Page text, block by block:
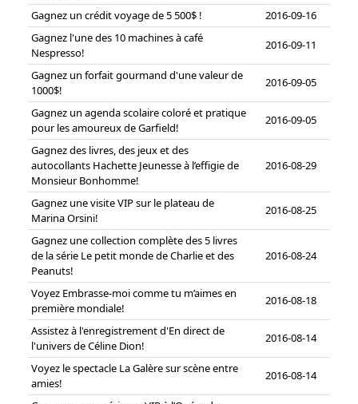
Gagnez un crédit voyage de 5 500$ !
2016-09-16
Gagnez l'une des 10 machines à café
Nespresso!
2016-09-11
Gagnez un forfait gourmand d'une valeur de
1000$!
2016-09-05
Gagnez un agenda scolaire coloré et pratique
pour les amoureux de Garfield!
2016-09-05
Gagnez des livres, des jeux et des
autocollants Hachette Jeunesse à l’effigie de
Monsieur Bonhomme!
2016-08-29
Gagnez une visite VIP sur le plateau de
Marina Orsini!
2016-08-25
Gagnez une collection complète des 5 livres
de la série Le petit monde de Charlie et des
Peanuts!
2016-08-24
Voyez Embrasse-moi comme tu m’aimes en
première mondiale!
2016-08-18
Assistez à l'enregistrement d'En direct de
l'univers de Céline Dion!
2016-08-14
Voyez le spectacle La Galère sur scène entre
amies!
2016-08-14